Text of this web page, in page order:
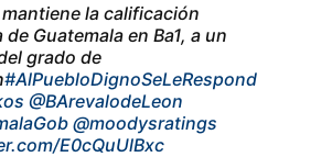
mantiene la calificación
Guatemala en Ba1, a un
grado de
#AlPuebloDignoSeLeRespond
@BArevalodeLeon
@moodysratings
E0cQuUlBxc